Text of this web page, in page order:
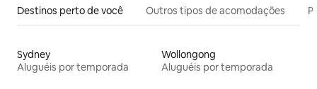
Destinos perto de você Outros tipos de acomodações
Sydney
Aluguéis por temporada
Wollongong
Aluguéis por temporada